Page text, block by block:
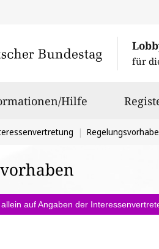
für
Hilfe
auf Angaben der